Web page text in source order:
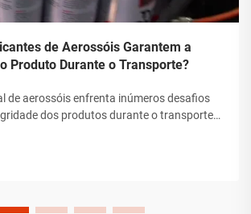
de Aerossóis Garantem a
Produto Durante o Transporte?
de aerossóis enfrenta inúmeros desafios
dos produtos durante o transporte.